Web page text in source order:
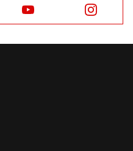
Facebook Facebook